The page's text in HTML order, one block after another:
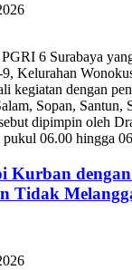
6 Surabaya
Kelurahan
kegiatan dengan
Sopan, Santun,
dipimpin oleh
pukul 06.00 hingga
Kurban
Tidak